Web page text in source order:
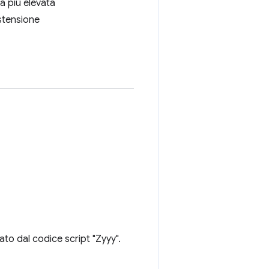
più elevata
dal codice script "Zyyy".